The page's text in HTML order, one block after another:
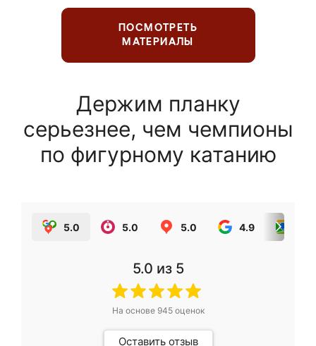
ПОСМОТРЕТЬ
МАТЕРИАЛЫ
Держим планку
серьезнее, чем чемпионы
по фигурному катанию
5.0 5.0 5.0 4.9
5.0 из 5
На основе 945оценок
Оставить отзыв